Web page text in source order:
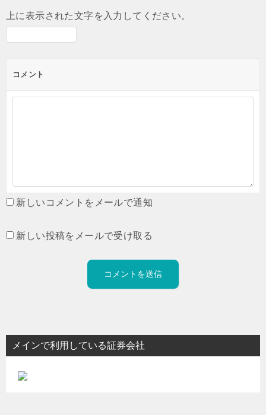
上に表示された文字を入力してください。
コメント
新しいコメントをメールで通知
新しい投稿をメールで受け取る
メインで利用している証券会社